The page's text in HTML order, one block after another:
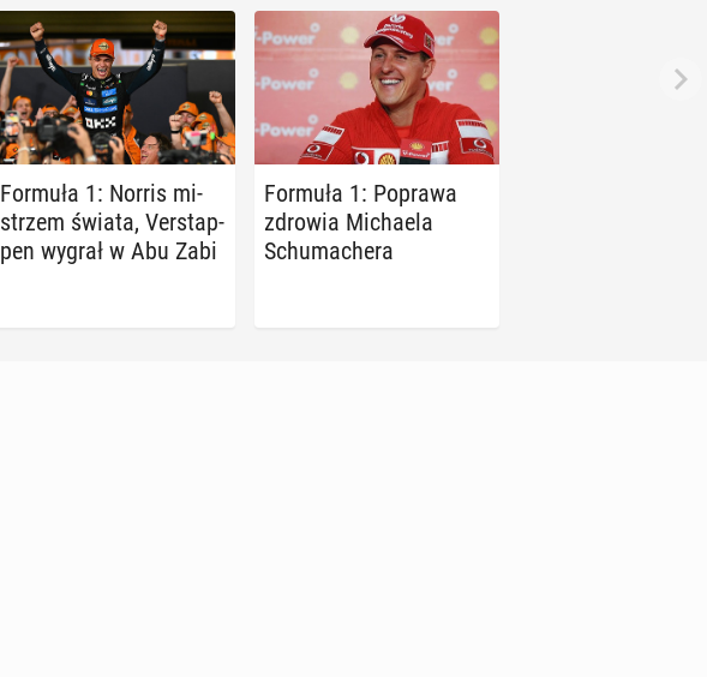
Formuła 1: Norris mi­
strzem świata, Ver­stap­
pen wygrał w Abu Zabi
Formuła 1: Poprawa
zdrowia Mi­cha­ela
Schu­ma­che­ra